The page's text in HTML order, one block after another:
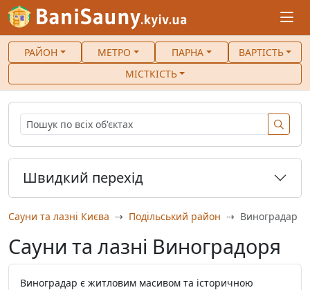
РАЙОН МЕТРО ПАРНА
ВАРТІСТЬ
МІСТКІСТЬ
Сауни та лазні Києва Подільський район Виноградар
Сауни та лазні Виноградоря
Виноградар є житловим масивом та історичною
Швидкий перехід